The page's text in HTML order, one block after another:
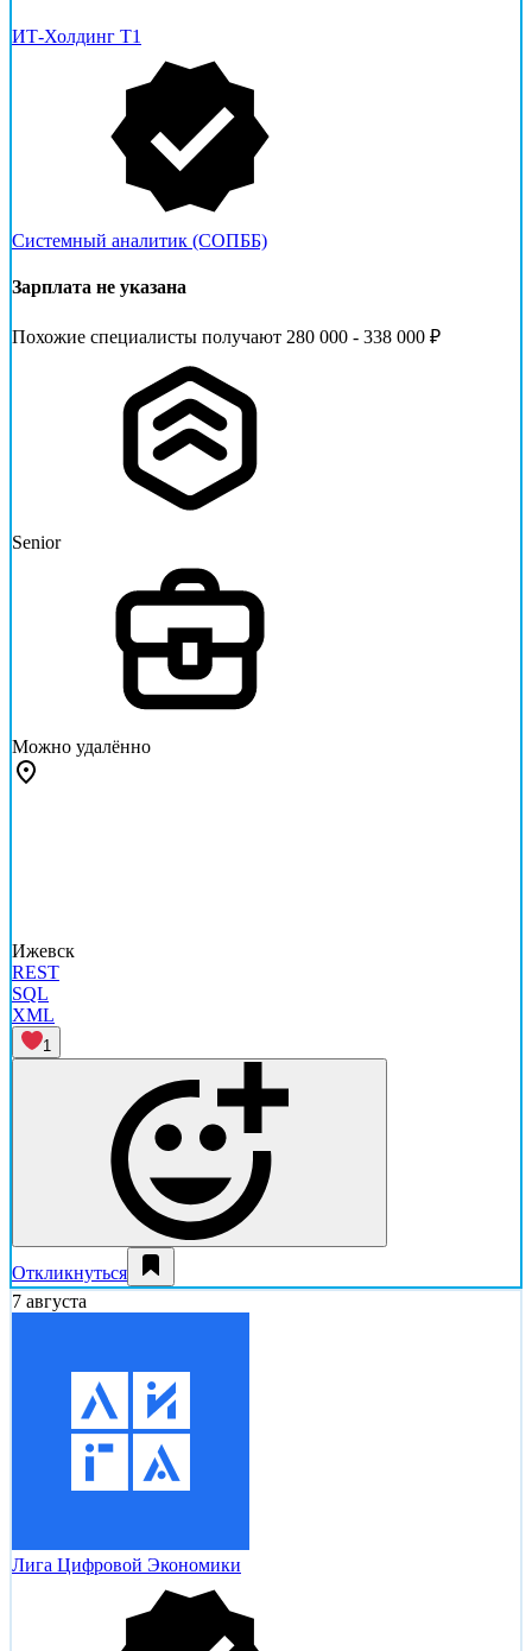
ИТ-Холдинг Т1
Системный аналитик (СОПББ)
Зарплата не указана
Похожие специалисты получают 280 000 - 338 000 ₽
Senior
Можно удалённо
Ижевск
REST
SQL
XML
1
Откликнуться
7 августа
Лига Цифровой Экономики